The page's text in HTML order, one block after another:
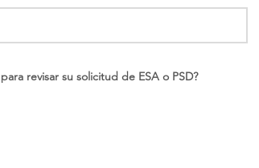
revisar su solicitud de ESA o PSD?